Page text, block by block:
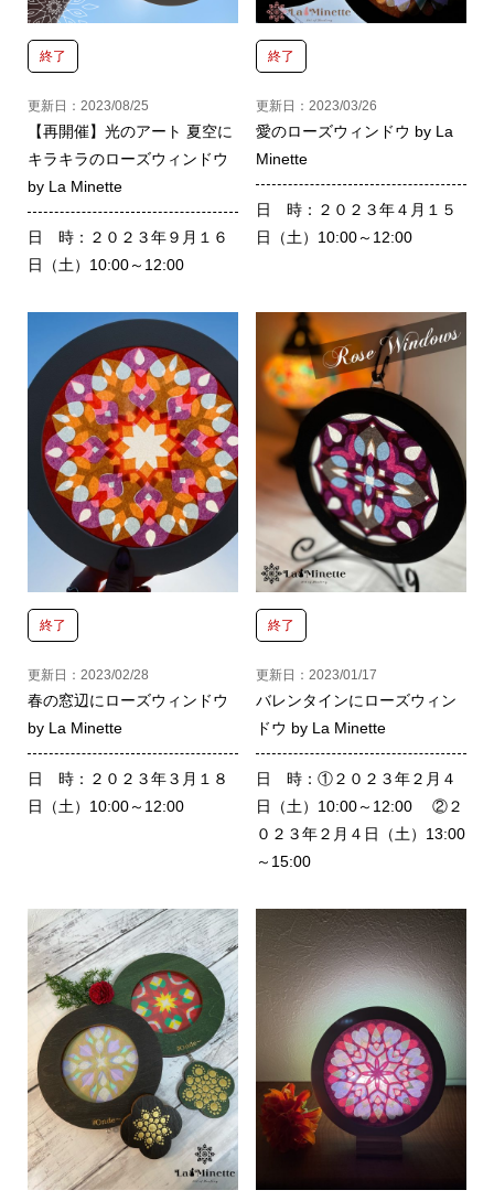
終了
更新日：2023/08/25
【再開催】光のアート 夏空に
キラキラのローズウィンドウ
by La Minette
日 時：２０２３年９月１６
日（土）10:00～12:00
終了
更新日：2023/03/26
愛のローズウィンドウ by La
Minette
日 時：２０２３年４月１５
日（土）10:00～12:00
終了
更新日：2023/02/28
春の窓辺にローズウィンドウ
by La Minette
日 時：２０２３年３月１８
日（土）10:00～12:00
終了
更新日：2023/01/17
バレンタインにローズウィン
ドウ by La Minette
日 時：①２０２３年２月４
日（土）10:00～12:00 ②２
０２３年２月４日（土）13:00
～15:00